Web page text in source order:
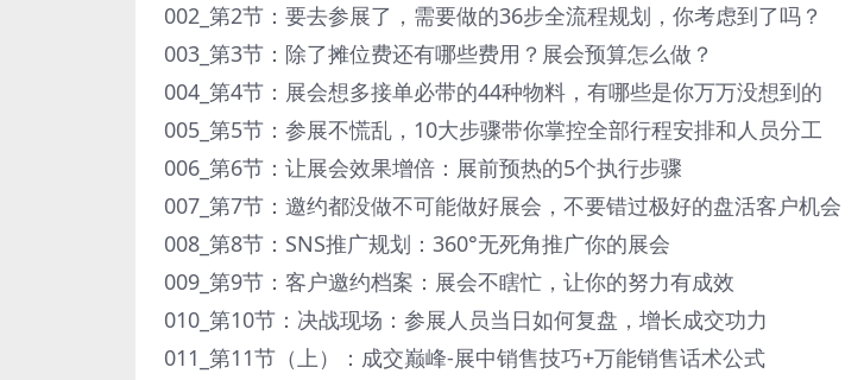
002_第2节：要去参展了，需要做的36步全流程规划，你考虑到了吗？
003_第3节：除了摊位费还有哪些费用？展会预算怎么做？
004_第4节：展会想多接单必带的44种物料，有哪些是你万万没想到的
005_第5节：参展不慌乱，10大步骤带你掌控全部行程安排和人员分工
006_第6节：让展会效果增倍：展前预热的5个执行步骤
007_第7节：邀约都没做不可能做好展会，不要错过极好的盘活客户机会
008_第8节：SNS推广规划：360°无死角推广你的展会
009_第9节：客户邀约档案：展会不瞎忙，让你的努力有成效
010_第10节：决战现场：参展人员当日如何复盘，增长成交功力
011_第11节（上）：成交巅峰-展中销售技巧+万能销售话术公式